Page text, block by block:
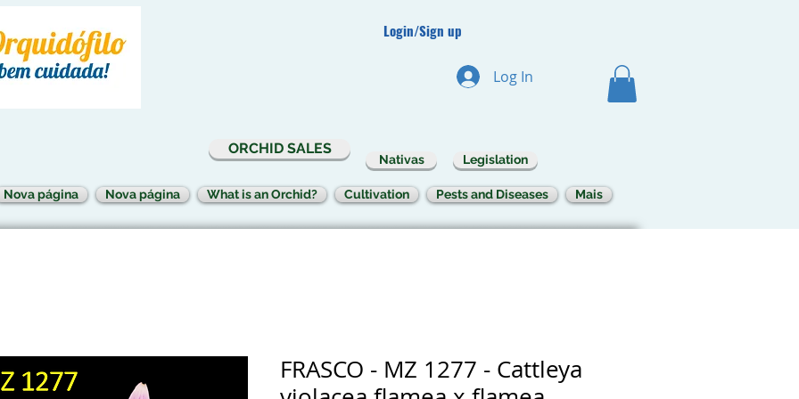
Login/Sign up
Log In
ORCHID SALES
Nativas Legislation
Nova página Nova página What is an Orchid? Cultivation Pests and Diseases Mais
FRASCO - MZ 1277 - Cattleya